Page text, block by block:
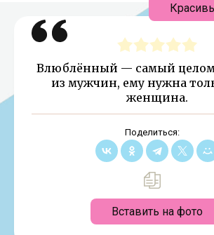
Влюблённый — самый
из мужчин, ему нужна
женщина.
Поделиться:
Вставить на фото